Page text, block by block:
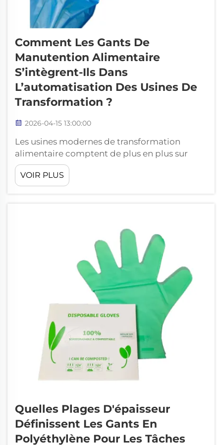
Comment Les Gants De
Manutention Alimentaire
S’intègrent-Ils Dans
L’automatisation Des Usines De
Transformation ?
2026-04-15 13:00:00
Les usines modernes de transformation
alimentaire comptent de plus en plus sur
l'automatisation pour répondre aux
exigences de production tout en respectant
des normes de sécurité strictes. À mesure que
des gants de manutention...
VOIR PLUS
Quelles Plages D'épaisseur
Définissent Les Gants En
Polyéthylène Pour Les Tâches